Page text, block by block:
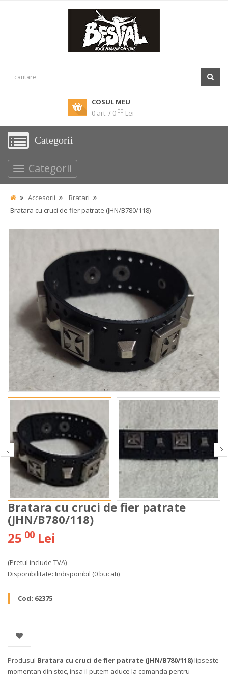
COSUL MEU
0 art. / 0 00 Lei
Categorii
Categorii
Accesorii
Bratari
Bratara cu cruci de fier patrate (JHN/B780/118)
Bratara cu cruci de fier patrate
(JHN/B780/118)
25 00 Lei
(Pretul include TVA)
Disponibilitate: Indisponibil (0 bucati)
Cod: 62375
Produsul Bratara cu cruci de fier patrate (JHN/B780/118)lipseste
momentan din stoc, insa il putem aduce la comanda pentru